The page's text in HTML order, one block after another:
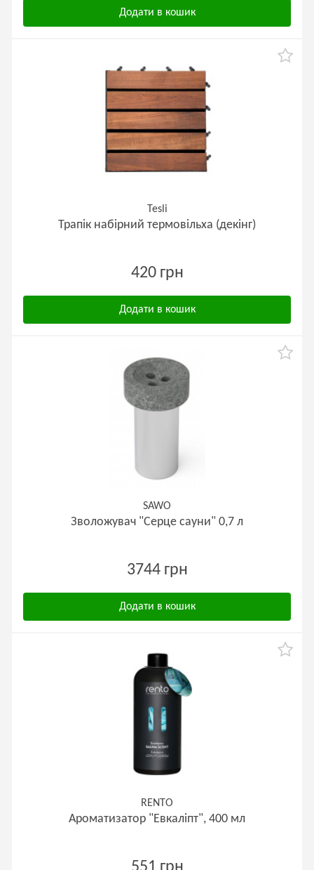
Додати в кошик
Tesli
Трапік набірний термовільха (декінг)
420 грн
Додати в кошик
SAWO
Зволожувач "Серце сауни" 0,7 л
3744 грн
Додати в кошик
RENTO
Ароматизатор "Евкаліпт", 400 мл